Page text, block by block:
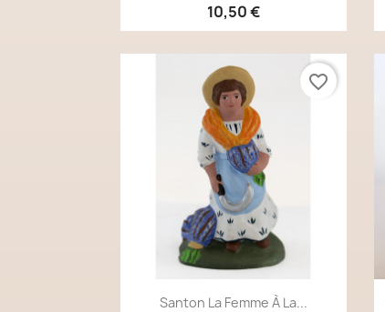
10,50 €
Aperçu rapide
Santon La Femme À La...
favorite_border